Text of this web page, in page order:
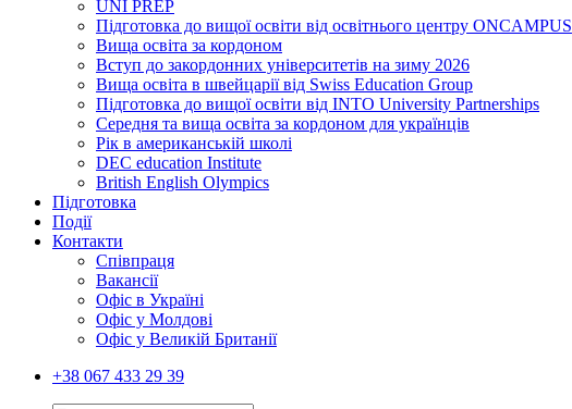
UNI PREP
Підготовка до вищої освіти від освітнього центру ONCAMPUS
Вища освіта за кордоном
Вступ до закордонних університетів на зиму 2026
Вища освіта в швейцарії від Swiss Education Group
Підготовка до вищої освіти від INTO University Partnerships
Середня та вища освіта за кордоном для українців
Рік в американській школі
DEC education Institute
British English Olympics
Підготовка
Події
Контакти
Співпраця
Вакансії
Офіс в Україні
Офіс у Молдові
Офіс у Великій Британії
+38 067 433 29 39